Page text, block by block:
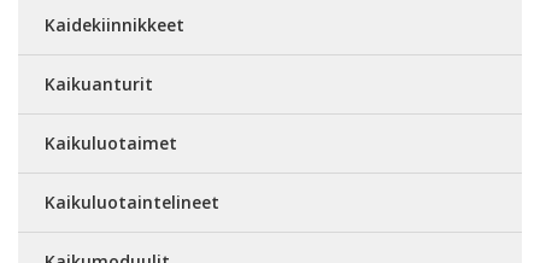
Kaidekiinnikkeet
Kaikuanturit
Kaikuluotaimet
Kaikuluotaintelineet